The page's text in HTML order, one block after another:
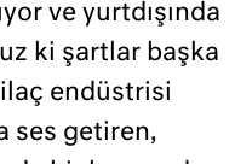
ve yurtdışında
ki şartlar başka
ilaç endüstrisi
ses getiren,